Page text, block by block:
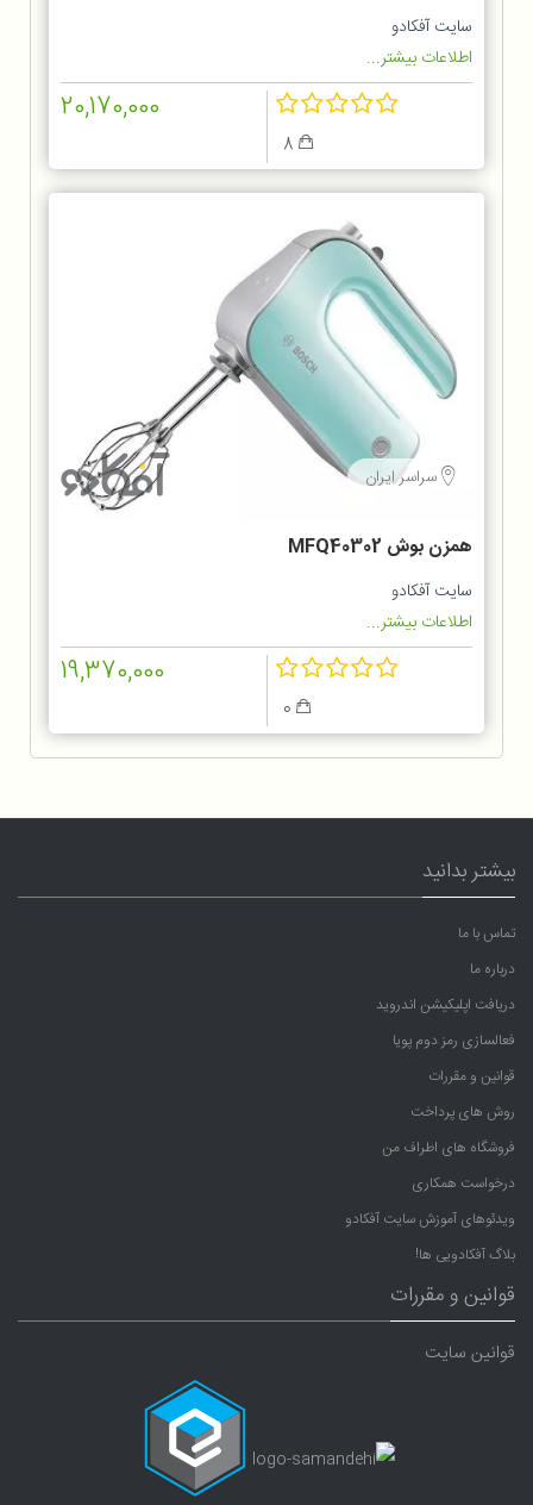
سایت آفکادو
اطلاعات بیشتر...
20,170,000
سراسر ایران
همزن بوش MFQ40302
سایت آفکادو
اطلاعات بیشتر...
19,370,000
بیشتر بدانید
تماس با ما
درباره ما
دریافت اپلیکیشن اندروید
فعالسازی رمز دوم پویا
قوانین و مقررات
روش های پرداخت
فروشگاه های اطراف من
درخواست همکاری
ویدئوهای آموزش سایت آفکادو
بلاگ آفکادویی ها!
قوانین و مقررات
قوانین سایت